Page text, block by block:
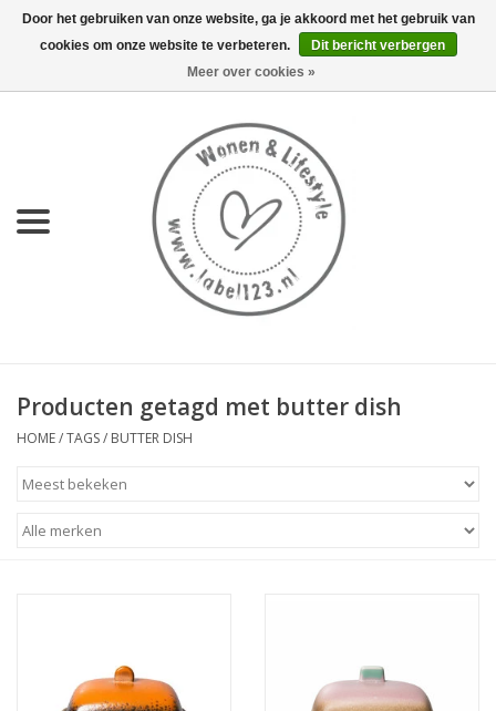
0 Artikelen - €0,00
KEUKEN
LIFESTYLE
MEUBELS
STATIONARY
Producten getagd met butter dish
HOME/TAGS/ BUTTER DISH
Door het gebruiken van onze website, ga je akkoord met het gebruik van
cookies om onze website te verbeteren.
Dit bericht verbergen
Meer over cookies »